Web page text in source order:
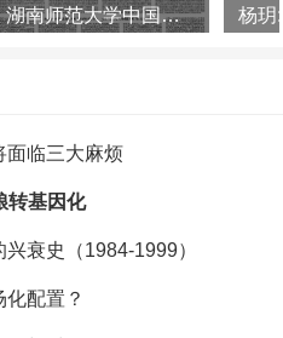
与婚姻挤压特别是人口出生
量来看，最大胆的估测数
数据是3000万，最保守的
得主要根据人口普查数据
基本逻辑是，100女子比
，理论上，这一比例的生成
湖南师范大学中国乡村振兴研究院课题组:展现首倡之为 接力乡村
面临三大麻烦
转基因化
衰史（1984-1999）
配置？